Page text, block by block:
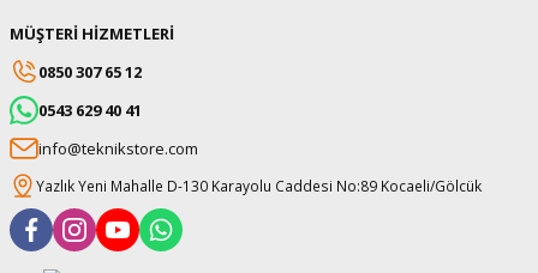
MÜŞTERİ HİZMETLERİ
0850 307 65 12
0543 629 40 41
info@teknikstore.com
Yazlık Yeni Mahalle D-130 Karayolu Caddesi No:89 Kocaeli/Gölcük